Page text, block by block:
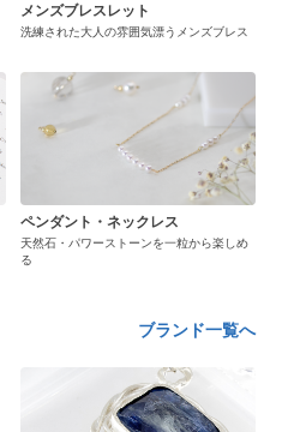
メンズブレスレット
洗練された大人の雰囲気漂うメンズブレス
ペンダント・ネックレス
天然石・パワーストーンを一粒から楽しめ
る
ブランド一覧へ